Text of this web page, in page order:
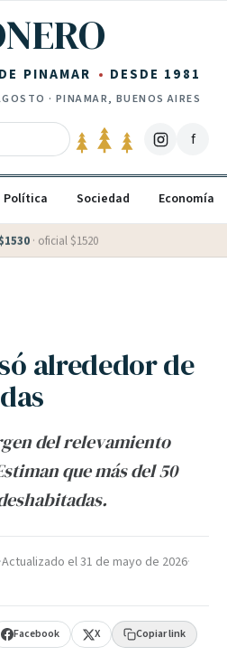
PINAMAR DESDE 1981
· PINAMAR, BUENOS AIRES
f
Política Sociedad Economía
$1530 · oficial $1520
alrededor de
del relevamiento
que más del 50
·Actualizado el31 de mayo de 2026·
Facebook X Copiar link